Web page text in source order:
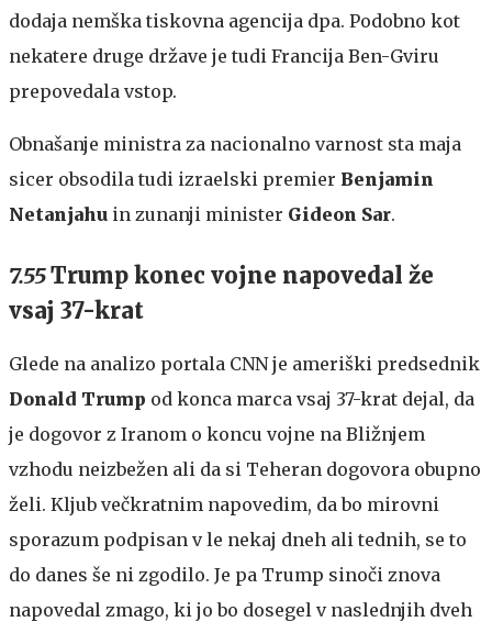
dodaja nemška tiskovna agencija dpa. Podobno kot
nekatere druge države je tudi Francija Ben-Gviru
prepovedala vstop.
Obnašanje ministra za nacionalno varnost sta maja
sicer obsodila tudi izraelski premier Benjamin
Netanjahu in zunanji minister Gideon Sar.
7.55Trump konec vojne napovedal že
vsaj 37-krat
Glede na analizo portala CNN je ameriški predsednik
Donald Trump od konca marca vsaj 37-krat dejal, da
je dogovor z Iranom o koncu vojne na Bližnjem
vzhodu neizbežen ali da si Teheran dogovora obupno
želi. Kljub večkratnim napovedim, da bo mirovni
sporazum podpisan v le nekaj dneh ali tednih, se to
do danes še ni zgodilo. Je pa Trump sinoči znova
napovedal zmago, ki jo bo dosegel v naslednjih dveh